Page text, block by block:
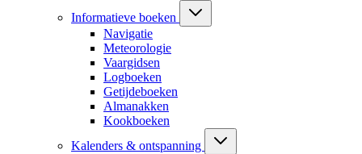
Informatieve boeken
Navigatie
Meteorologie
Vaargidsen
Logboeken
Getijdeboeken
Almanakken
Kookboeken
Kalenders & ontspanning